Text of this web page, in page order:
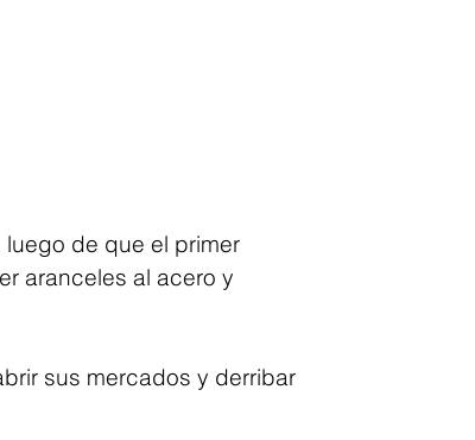
de que el primer
aranceles al acero y
sus mercados y derribar